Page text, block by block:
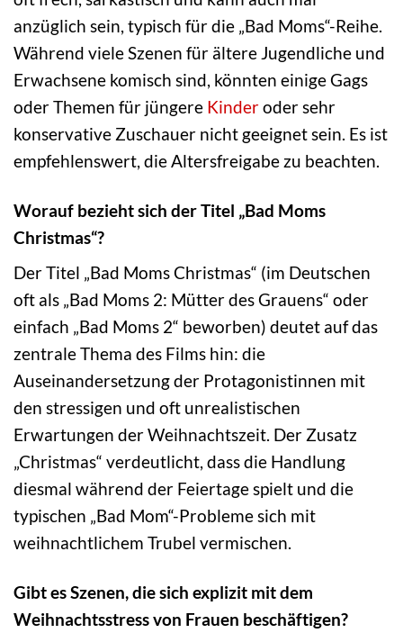
anzüglich sein, typisch für die „Bad Moms“-Reihe.
Während viele Szenen für ältere Jugendliche und
Erwachsene komisch sind, könnten einige Gags
oder Themen für jüngere Kinderoder sehr
konservative Zuschauer nicht geeignet sein. Es ist
empfehlenswert, die Altersfreigabe zu beachten.
Worauf bezieht sich der Titel „Bad Moms
Christmas“?
Der Titel „Bad Moms Christmas“ (im Deutschen
oft als „Bad Moms 2: Mütter des Grauens“ oder
einfach „Bad Moms 2“ beworben) deutet auf das
zentrale Thema des Films hin: die
Auseinandersetzung der Protagonistinnen mit
den stressigen und oft unrealistischen
Erwartungen der Weihnachtszeit. Der Zusatz
„Christmas“ verdeutlicht, dass die Handlung
diesmal während der Feiertage spielt und die
typischen „Bad Mom“-Probleme sich mit
weihnachtlichem Trubel vermischen.
Gibt es Szenen, die sich explizit mit dem
Weihnachtsstress von Frauen beschäftigen?